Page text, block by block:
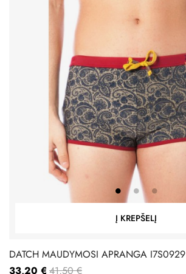
Į KREPŠELĮ
DATCH MAUDYMOSI APRANGA I7S0929
33,20 € 41,50 €